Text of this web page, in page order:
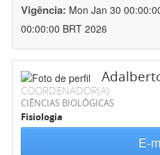
Vigência: Mon Jan 30
00:00:00 BRT 2026
COORDENADOR(A)
CIÊNCIAS BIOLÓGICAS
Fisiologia
E-